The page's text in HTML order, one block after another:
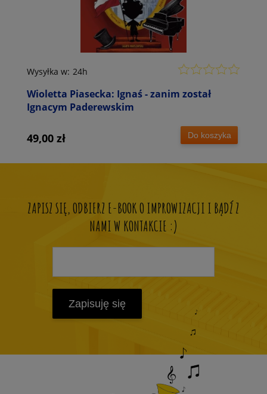
Wioletta Piasecka: Ignaś - zanim został
Ignacym Paderewskim
Wysyłka w: 24h
49,00 zł Do koszyka
ZAPISZ SIĘ, ODBIERZ E-BOOK O IMPROWIZACJI I BĄDŹ Z
NAMI W KONTAKCIE :)
Zapisuję się